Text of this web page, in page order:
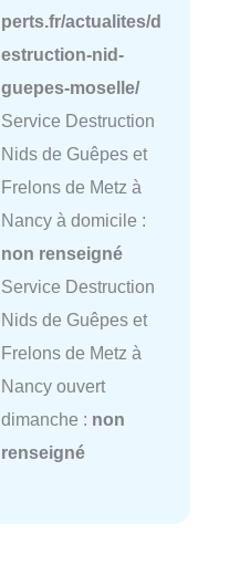
perts.fr/actualites/d
estruction-nid-
guepes-moselle/
Service Destruction
Nids de Guêpes et
Frelons de Metz à
Nancy à domicile :
non renseigné
Service Destruction
Nids de Guêpes et
Frelons de Metz à
Nancy ouvert
dimanche : non
renseigné